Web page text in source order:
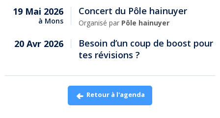
19 Mai 2026
à Mons
Concert du Pôle hainuyer
Organisé par Pôle hainuyer
20 Avr 2026
Besoin d’un coup de boost pour
tes révisions ?
Retour à l'agenda